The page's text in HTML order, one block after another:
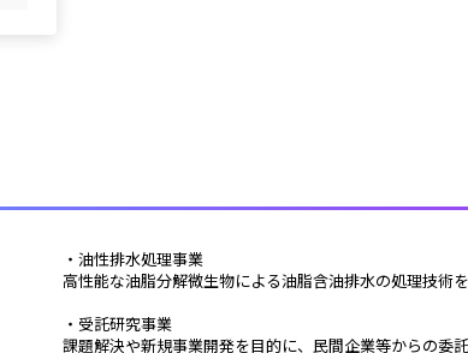
・油性排水処理事業
高性能な油脂分解微生物による油脂含油排水の処理技術を
・受託研究事業